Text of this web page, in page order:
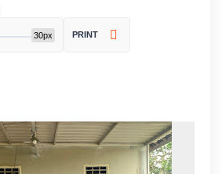
30px PRINT